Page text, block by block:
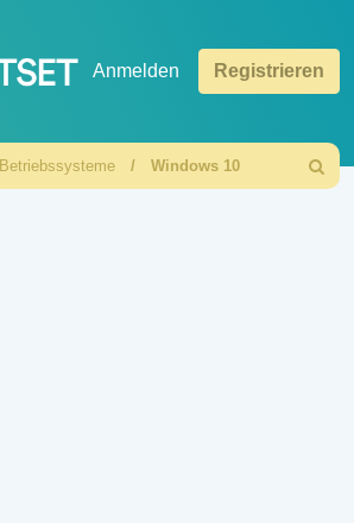
Anmelden Registrieren
Betriebssysteme Windows 10
Suche